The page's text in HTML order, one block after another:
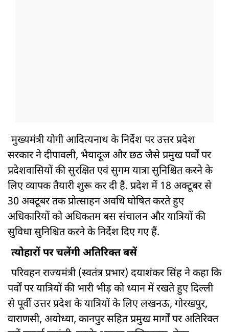
मुख्यमंत्री योगी आदित्यनाथ के निर्देश पर उत्तर प्रदेश
सरकार ने दीपावली, भैयादूज और छठ जैसे प्रमुख पर्वों पर
प्रदेशवासियों की सुरक्षित एवं सुगम यात्रा सुनिश्चित करने के
लिए व्यापक तैयारी शुरू कर दी है. प्रदेश में 18 अक्टूबर से
30 अक्टूबर तक प्रोत्साहन अवधि घोषित करते हुए
अधिकारियों को अधिकतम बस संचालन और यात्रियों की
सुविधा सुनिश्चित करने के निर्देश दिए गए हैं.
त्योहारों पर चलेंगी अतिरिक्त बसें
परिवहन राज्यमंत्री (स्वतंत्र प्रभार) दयाशंकर सिंह ने कहा कि
पर्वों पर यात्रियों की भारी भीड़ को ध्यान में रखते हुए दिल्ली
से पूर्वी उत्तर प्रदेश के यात्रियों के लिए लखनऊ, गोरखपुर,
वाराणसी, अयोध्या, कानपुर सहित प्रमुख मार्गों पर अतिरिक्त